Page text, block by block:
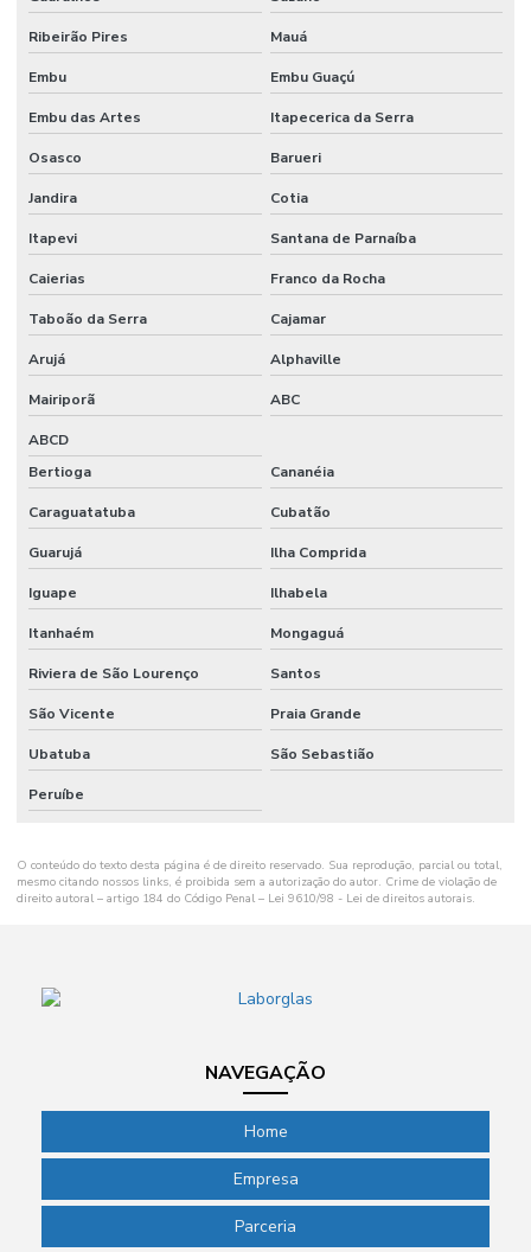
Macropipetador manual
Macropipetador preço
Manifold filtração
Manta aquecedora
Manta aquecedora laboratório preço
Materiais para laboratório
Medidor de ion seletivo
Medidor de ise
Medidor multiparametros de água
Medidor de potássio
Medidor de sal
Medidor de sódio
Medidores para agricultura
Membrana de filtração
Microcentrífuga refrigerada
Microcentrifugas para laboratório
Micropipeta para laboratório
Microtubo para centrífuga
Microtubo para centrifugação
Papel filtro laboratório
Ribeirão Pires Mauá
Embu Embu Guaçú
Embu das Artes Itapecerica da Serra
Osasco Barueri
Jandira Cotia
Itapevi Santana de Parnaíba
Caierias Franco da Rocha
Taboão da Serra Cajamar
Arujá Alphaville
Mairiporã ABC
ABCD
Bertioga
Cananéia
Caraguatatuba Cubatão
Guarujá Ilha Comprida
Iguape Ilhabela
Itanhaém Mongaguá
Riviera de São Lourenço Santos
São Vicente Praia Grande
Ubatuba São Sebastião
Peruíbe
O conteúdo do texto desta página é de direito reservado. Sua reprodução, parcial ou total,
mesmo citando nossos links, é proibida sem a autorização do autor. Crime de violação de
direito autoral – artigo 184 do Código Penal – Lei 9610/98 - Lei de direitos autorais.
NAVEGAÇÃO
Home
Empresa
Parceria